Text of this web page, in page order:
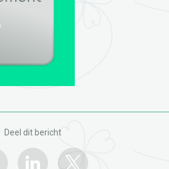
Deel dit bericht